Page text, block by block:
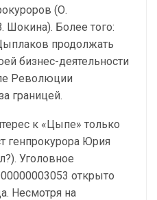
(О.
Шокина). Более того:
продолжать
бизнес-деятельности
Революции
границей.
к «Цыпе» только
генпрокурора Юрия
Уголовное
открыто
Несмотря на